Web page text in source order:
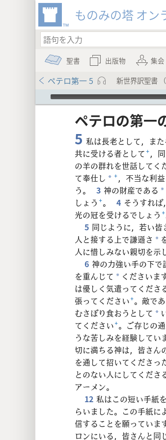
ものみの塔 オン
聖書 出版物 集会
ペテロ第一 5 新世界訳聖書
Audio Player
ペテロ​の​第​一​
5 私は長老として，ま
共に受ける者として+，
の羊の群れを世話してく
て奉仕し * +，不当な利
う。
3 神の財産である *
しょう +。 4 そうすれ
光の冠を受けるでしょう +
5 同じように，若い皆
人と接する上で謙遜さ *
人に惜しみない親切を示
6 神の力強い手の下
を重んじて * くださいま
は優しく気遣ってくださ
張ってください+。敵で
むさぼり食おうとして *
てください+。ご存じの
うな苦しみを経験してい
切に満ちる神は，皆さん
を通して招いてくださっ
とのない人にしてくださ
アーメン。
12 私はこの短い手紙
らいました。この手紙に
信することを願っていま
ロンにいる，皆さんと同